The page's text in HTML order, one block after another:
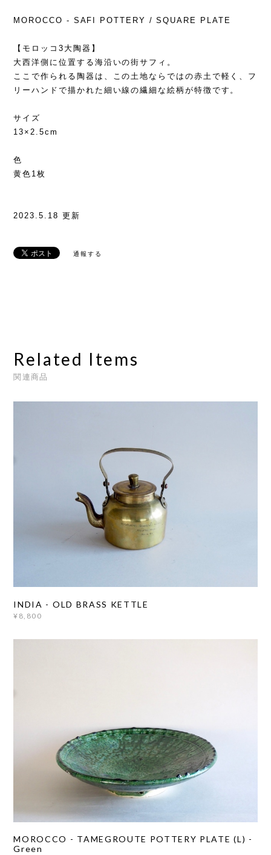
MOROCCO - SAFI POTTERY / SQUARE PLATE
【モロッコ3大陶器】
大西洋側に位置する海沿いの街サフィ。
ここで作られる陶器は、この土地ならではの赤土で軽く、フ
リーハンドで描かれた細い線の繊細な絵柄が特徴です。
サイズ
13×2.5cm
色
黄色1枚
2023.5.18 更新
通報する
Related Items
関連商品
INDIA - OLD BRASS KETTLE
¥8,800
MOROCCO - TAMEGROUTE POTTERY PLATE (L) -
Green